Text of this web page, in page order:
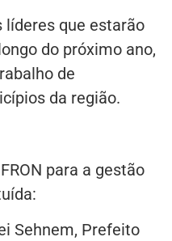
líderes que estarão
do próximo ano,
de
da região.
para a gestão
Sehnem, Prefeito